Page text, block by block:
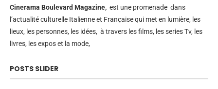
Cinerama Boulevard Magazine, est une promenade dans
l’actualité culturelle Italienne et Française qui met en lumière, les
lieux, les personnes, les idées, à travers les films, les series Tv, les
livres, les expos et la mode,
POSTS SLIDER